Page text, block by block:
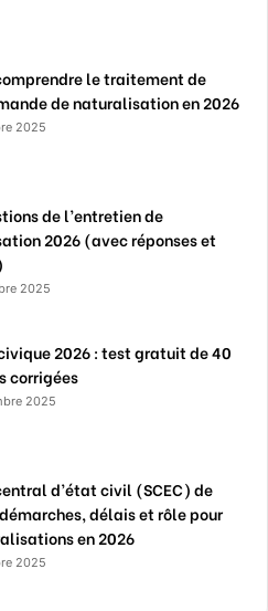
le traitement de
de naturalisation en 2026
2025
de l’entretien de
2026 (avec réponses et
2025
2026 : test gratuit de 40
corrigées
2025
d’état civil (SCEC) de
délais et rôle pour
en 2026
2025